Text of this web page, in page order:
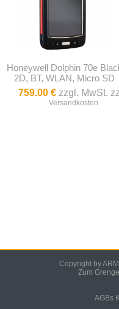
Honeywell Dolphin 70e
2D, BT, WLAN, Micro SD
759.00 € zzgl. MwSt.
Versandkosten
Copyright by
Zum
AGBs